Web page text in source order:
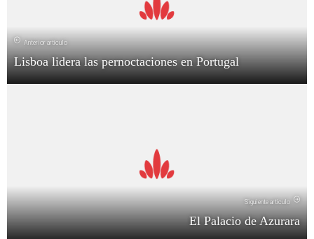
Anterior artículo
Lisboa lidera las pernoctaciones en Portugal
Siguiente artículo
El Palacio de Azurara